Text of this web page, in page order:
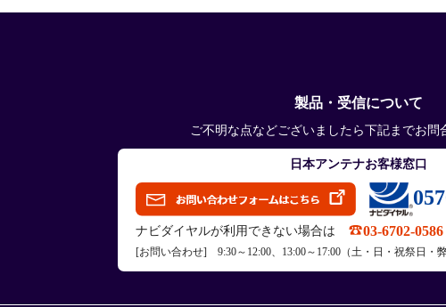
製品・受信について
ご不明な点などございましたら下記までお問
日本アンテナお客様窓口
ナビダイヤルが利用できない場合は 03-6702-0586
[お問い合わせ] 9:30～12:00、13:00～17:00（土・日・祝祭日・